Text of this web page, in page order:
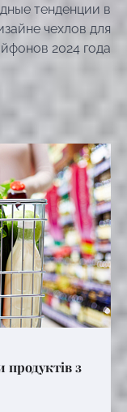
тенденции в
чехлов для
2024 года
продуктів з